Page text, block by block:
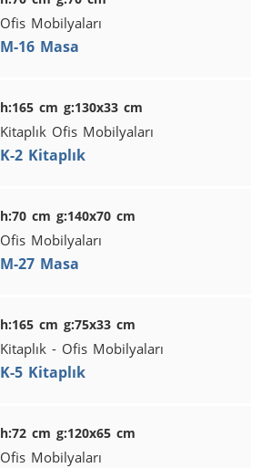
Ofis Mobilyaları
M-16 Masa
h:165 cm g:130x33 cm
Kitaplık Ofis Mobilyaları
K-2 Kitaplık
h:70 cm g:140x70 cm
Ofis Mobilyaları
M-27 Masa
h:165 cm g:75x33 cm
Kitaplık - Ofis Mobilyaları
K-5 Kitaplık
h:72 cm g:120x65 cm
Ofis Mobilyaları